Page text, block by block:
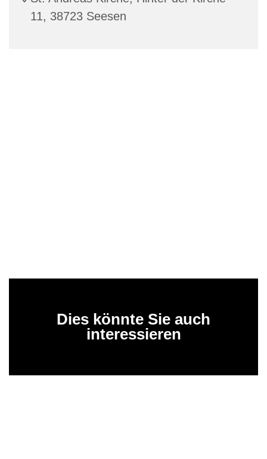
11, 38723 Seesen
Dies könnte Sie auch
interessieren